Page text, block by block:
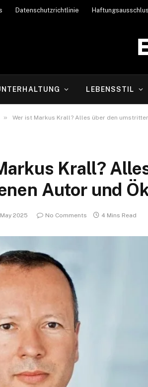
Datenschutzrichtlinie
LEBENSSTIL
» Wer ist Markus Krall? Alles über den
Krall?
Autor und
May 2025 No Comments 4 Mins Read